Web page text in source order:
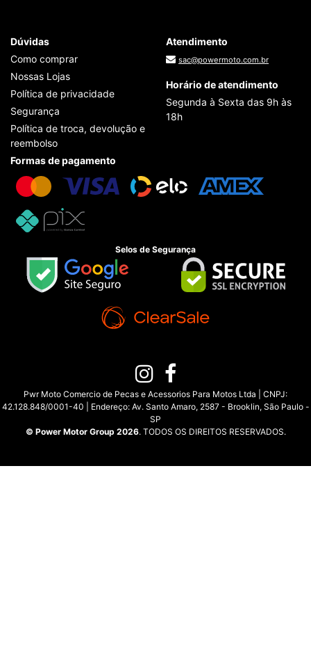
Dúvidas
Como comprar
Nossas Lojas
Política de privacidade
Segurança
Política de troca, devolução e
reembolso
Atendimento
sac@powermoto.com.br
Horário de atendimento
Segunda à Sexta das 9h às
18h
Formas de pagamento
Selos de Segurança
Pwr Moto Comercio de Pecas e Acessorios Para Motos Ltda | CNPJ:
42.128.848/0001-40 | Endereço: Av. Santo Amaro, 2587 - Brooklin, São Paulo -
SP
© Power Motor Group 2026. TODOS OS DIREITOS RESERVADOS.